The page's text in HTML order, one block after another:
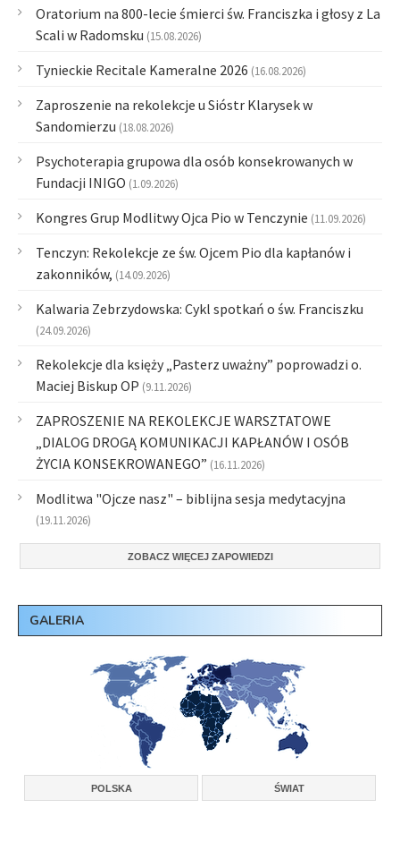
Oratorium na 800-lecie śmierci św. Franciszka i głosy z La
Scali w Radomsku (15.08.2026)
Tynieckie Recitale Kameralne 2026 (16.08.2026)
Zaproszenie na rekolekcje u Sióstr Klarysek w
Sandomierzu (18.08.2026)
Psychoterapia grupowa dla osób konsekrowanych w
Fundacji INIGO (1.09.2026)
Kongres Grup Modlitwy Ojca Pio w Tenczynie (11.09.2026)
Tenczyn: Rekolekcje ze św. Ojcem Pio dla kapłanów i
zakonników, (14.09.2026)
Kalwaria Zebrzydowska: Cykl spotkań o św. Franciszku
(24.09.2026)
Rekolekcje dla księży „Pasterz uważny” poprowadzi o.
Maciej Biskup OP (9.11.2026)
ZAPROSZENIE NA REKOLEKCJE WARSZTATOWE
„DIALOG DROGĄ KOMUNIKACJI KAPŁANÓW I OSÓB
ŻYCIA KONSEKROWANEGO” (16.11.2026)
Modlitwa "Ojcze nasz" – biblijna sesja medytacyjna
(19.11.2026)
ZOBACZ WIĘCEJ ZAPOWIEDZI
GALERIA
POLSKA ŚWIAT